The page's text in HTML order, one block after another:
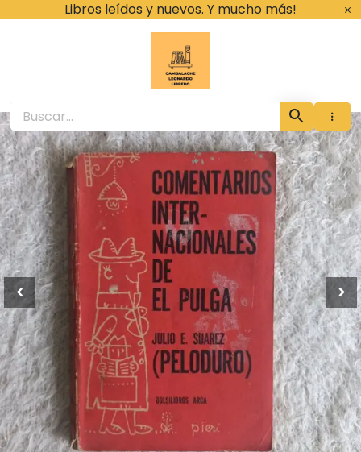
Libros leídos y nuevos. Y mucho más!
Cambalache